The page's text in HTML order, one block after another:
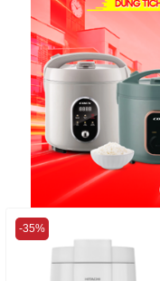
-35%